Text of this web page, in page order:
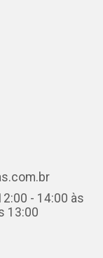
- 14:00 às
13:00